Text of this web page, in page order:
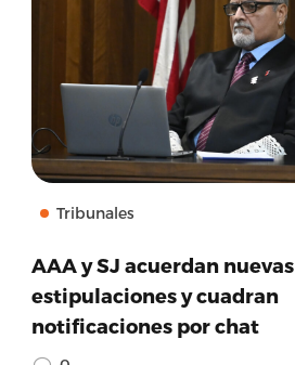
Tribunales
AAA y SJ acuerdan nuevas
estipulaciones y cuadran
notificaciones por chat